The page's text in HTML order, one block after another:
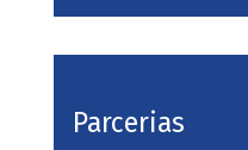
Parcerias